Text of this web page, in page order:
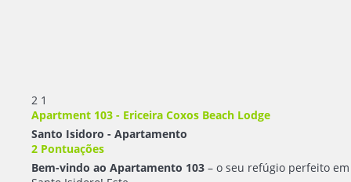
2 1
Apartment 103 - Ericeira Coxos Beach Lodge
Santo Isidoro - Apartamento
2 Pontuações
Bem-vindo ao Apartamento 103 – o seu refúgio perfeito em